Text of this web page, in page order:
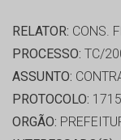
RELATOR: CONS.
PROCESSO: TC/
ASSUNTO:
PROTOCOLO:
ORGÃO: